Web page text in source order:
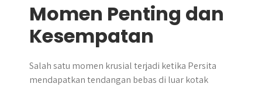
Momen Penting dan
Kesempatan
Salah satu momen krusial terjadi ketika Persita
mendapatkan tendangan bebas di luar kotak